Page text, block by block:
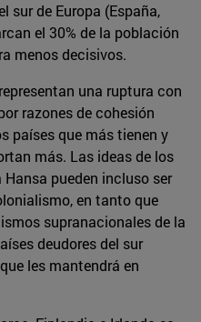
sur de Europa (España,
el 30% de la población
menos decisivos.
una ruptura con
razones de cohesión
países que más tienen y
más. Las ideas de los
pueden incluso ser
en tanto que
supranacionales de la
deudores del sur
les mantendrá en